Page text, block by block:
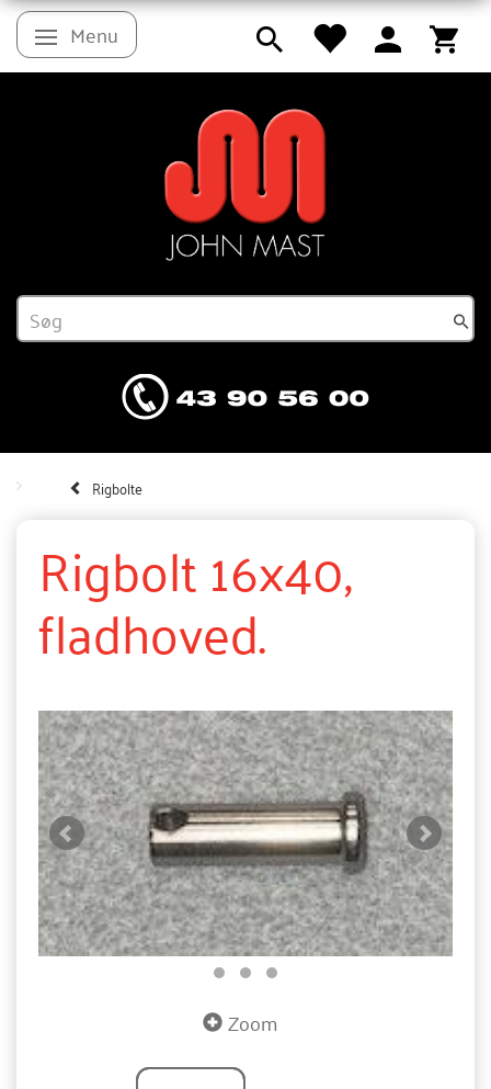
Skifte navigation
Menu
Rigbolte
Rigbolt 16x40,
fladhoved.
Zoom